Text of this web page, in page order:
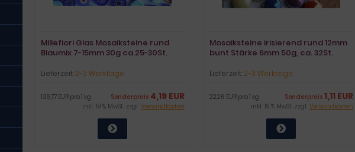
Millefiori Glas Mosaiksteine rund
Blaumix 7-15mm 30g ca.25-30St.
Lieferzeit:2-3 Werktage
Sonderpreis 4,19 EUR
139,77 EUR pro 1 kg
inkl. 19 % MwSt. zzgl. Versandkosten
Mosaiksteine irisierend rund 12mm
bunt Stärke 6mm 50g, ca. 32St.
Lieferzeit:2-3 Werktage
Sonderpreis 1,11 EUR
22,26 EUR pro 1 kg
inkl. 19 % MwSt. zzgl. Versandkosten